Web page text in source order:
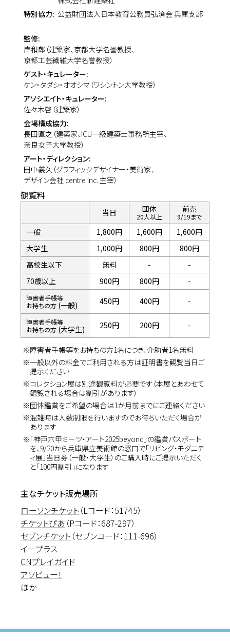
特別協力: 公益財団法人日本教育公務員弘済会兵庫支部
監修:
岸和郎（建築家、京都大学名誉教授、
京都工芸繊維大学名誉教授）
ゲスト・キュレーター:
ケン・タダシ・オオシマ （ワシントン大学教授）
アソシエイト・キュレーター:
佐々木啓（建築家）
会場構成協力:
長田直之 （建築家、ICU一級建築士事務所主宰、
奈良女子大学教授）
アート・ディレクション:
田中義久（グラフィックデザイナー・美術家、
デザイン会社 centre Inc. 主宰）
観覧料
当日 団体
20人以上
前売
9/19まで
一般 1,800円 1,600円
1,600円
大学生
1,000円 800円
800円
高校生以下
無料 -
-
70歳以上
900円 800円 -
障害者手帳等
お持ちの方 (一般) 450円 400円 -
障害者手帳等
お持ちの方 (大学生) 250円 200円 -
※障害者手帳等をお持ちの方1名につき、介助者1名無料
※一般以外の料金でご利用される方は証明書を観覧当日ご
提示ください
※コレクション展は別途観覧料が必要です（本展とあわせて
観覧される場合は割引があります）
※団体鑑賞をご希望の場合は1か月前までにご連絡ください
※混雑時は人数制限を行いますのでお待ちいただく場合が
あります
※「神戸六甲ミーツ・アート2025beyond」の鑑賞パスポート
を、9/20から兵庫県立美術館の窓口で「リビング・モダニテ
ィ展」当日券（一般・大学生）のご購入時にご提示いただく
と「100円割引」になります
主なチケット販売場所
ローソンチケット（Lコード：51745）
チケットぴあ （Pコード：687-297）
セブンチケット（セブンコード：111-696）
イープラス
CNプレイガイド
アソビュー！
ほか